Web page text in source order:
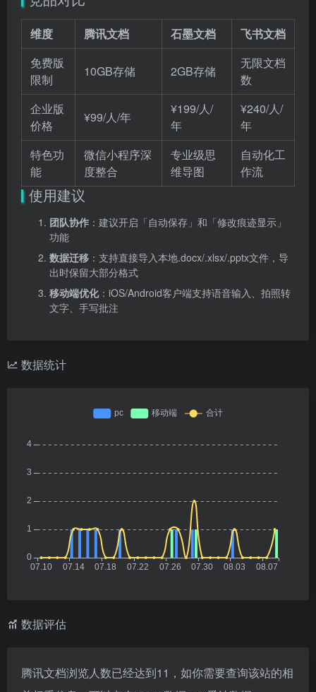
维度 腾讯文档 石墨文档
飞书文档
免费版
限制
10GB存储 2GB存储
无限文档
数
企业版
价格
¥99/人/年
¥199/人/
年
¥240/人/
年
特色功
能
微信小程序深
度整合
专业级思
维导图
自动化工
作流
使用建议
团队协作 ：建议开启「自动保存」和「修改痕迹显示」
功能
数据迁移 ：支持直接导入本地.docx/.xlsx/.pptx文件，导
出时保留大部分格式
移动端优化：iOS/Android客户端支持语音输入、拍照转
文字、手写批注
数据统计
数据评估
腾讯文档浏览人数已经达到11，如你需要查询该站的相